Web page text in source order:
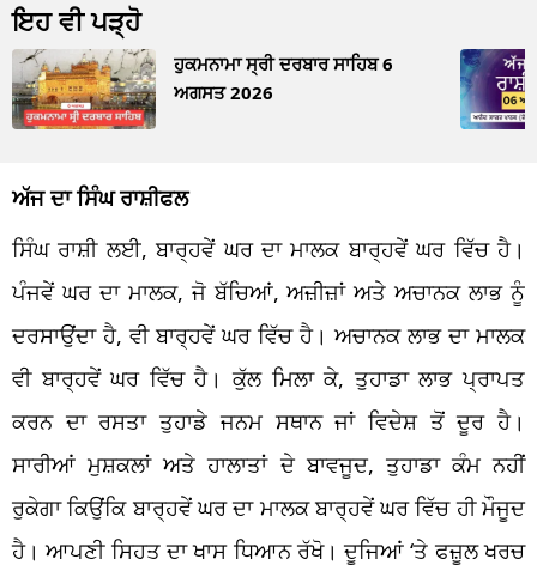
ਇਹ ਵੀ ਪੜ੍ਹੋ
ਹੁਕਮਨਾਮਾ ਸ੍ਰੀ ਦਰਬਾਰ ਸਾਹਿਬ 6
ਅਗਸਤ 2026
ਅੱਜ ਦਾ ਸਿੰਘ ਰਾਸ਼ੀਫਲ
ਸਿੰਘ ਰਾਸ਼ੀ ਲਈ, ਬਾਰ੍ਹਵੇਂ ਘਰ ਦਾ ਮਾਲਕ ਬਾਰ੍ਹਵੇਂ ਘਰ ਵਿੱਚ ਹੈ।
ਪੰਜਵੇਂ ਘਰ ਦਾ ਮਾਲਕ, ਜੋ ਬੱਚਿਆਂ, ਅਜ਼ੀਜ਼ਾਂ ਅਤੇ ਅਚਾਨਕ ਲਾਭ ਨੂੰ
ਦਰਸਾਉਂਦਾ ਹੈ, ਵੀ ਬਾਰ੍ਹਵੇਂ ਘਰ ਵਿੱਚ ਹੈ। ਅਚਾਨਕ ਲਾਭ ਦਾ ਮਾਲਕ
ਵੀ ਬਾਰ੍ਹਵੇਂ ਘਰ ਵਿੱਚ ਹੈ। ਕੁੱਲ ਮਿਲਾ ਕੇ, ਤੁਹਾਡਾ ਲਾਭ ਪ੍ਰਾਪਤ
ਕਰਨ ਦਾ ਰਸਤਾ ਤੁਹਾਡੇ ਜਨਮ ਸਥਾਨ ਜਾਂ ਵਿਦੇਸ਼ ਤੋਂ ਦੂਰ ਹੈ।
ਸਾਰੀਆਂ ਮੁਸ਼ਕਲਾਂ ਅਤੇ ਹਾਲਾਤਾਂ ਦੇ ਬਾਵਜੂਦ, ਤੁਹਾਡਾ ਕੰਮ ਨਹੀਂ
ਰੁਕੇਗਾ ਕਿਉਂਕਿ ਬਾਰ੍ਹਵੇਂ ਘਰ ਦਾ ਮਾਲਕ ਬਾਰ੍ਹਵੇਂ ਘਰ ਵਿੱਚ ਹੀ ਮੌਜੂਦ
ਹੈ। ਆਪਣੀ ਸਿਹਤ ਦਾ ਖਾਸ ਧਿਆਨ ਰੱਖੋ। ਦੂਜਿਆਂ ‘ਤੇ ਫਜ਼ੂਲ ਖਰਚ